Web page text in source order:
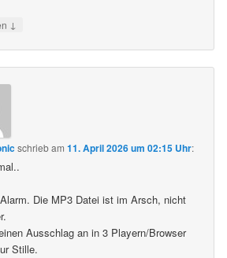
↓
schriebam11. April 2026 um 02:15 Uhr:
Die MP3 Datei ist im Arsch, nicht
Ausschlag an in 3 Playern/Browser
Stille.